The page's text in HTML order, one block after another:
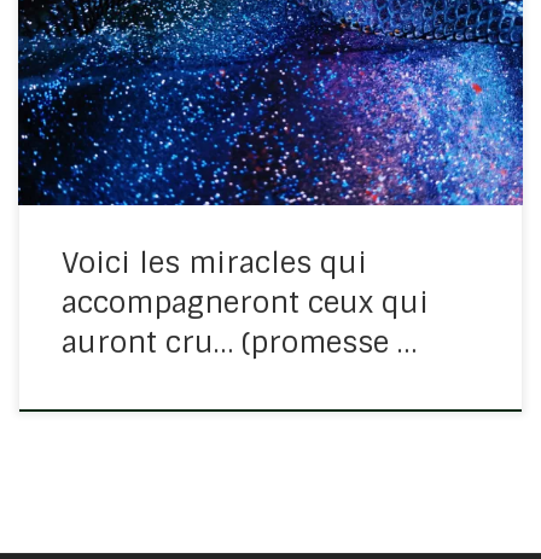
Retrouvez la prédication audio ici : Nous connaissons
ces promesses mais nous ne les vivons pas. Il est
capital, si nous voulons avancer, de sortir de la théorie
pour aller dans la pratique. Lisons Marc 16.15 Vivre […]
Voici les miracles qui
accompagneront ceux qui
auront cru… (promesse …